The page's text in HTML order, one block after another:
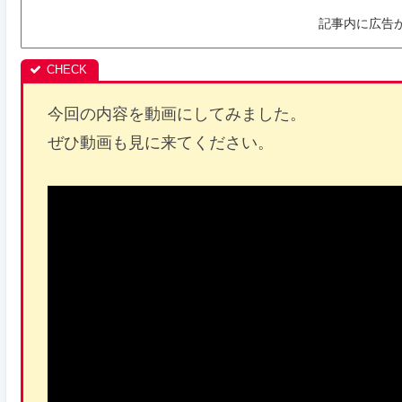
記事内に広告
今回の内容を動画にしてみました。
ぜひ動画も見に来てください。